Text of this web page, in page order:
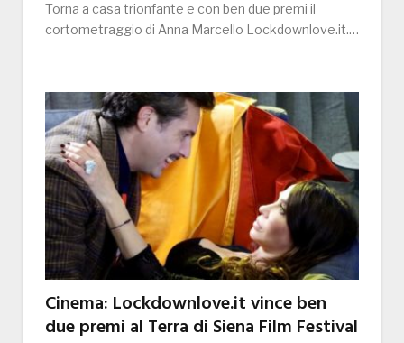
Torna a casa trionfante e con ben due premi il
cortometraggio di Anna Marcello Lockdownlove.it.…
Cinema: Lockdownlove.it vince ben
due premi al Terra di Siena Film Festival